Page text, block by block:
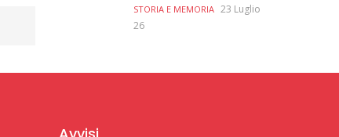
STORIA E MEMORIA 23 Luglio
26